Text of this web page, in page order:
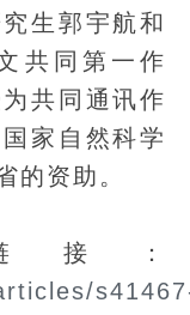
生郭宇航和
共同第一作
共同通讯作
家自然科学
的资助。
：